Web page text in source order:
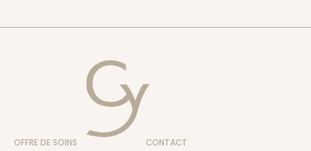
OFFRE DE SOINS CONTACT